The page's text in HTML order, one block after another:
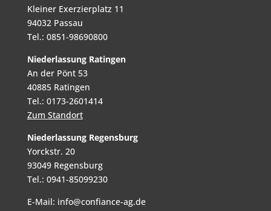
Kleiner Exerzierplatz 11
94032 Passau
Tel.: 0851-98690800
Niederlassung Ratingen
An der Pönt 53
40885 Ratingen
Tel.: 0173-2601414
Zum Standort
Niederlassung Regensburg
Yorckstr. 20
93049 Regensburg
Tel.: 0941-85099230
E-Mail: info@confiance-ag.de